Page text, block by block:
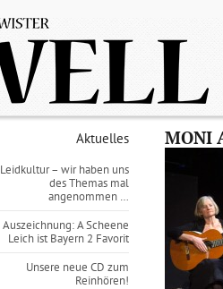
MONI
Aktuelles
Leidkultur – wir haben uns
des Themas mal
angenommen …
Auszeichnung: A Scheene
Leich ist Bayern 2 Favorit
Unsere neue CD zum
Reinhören!